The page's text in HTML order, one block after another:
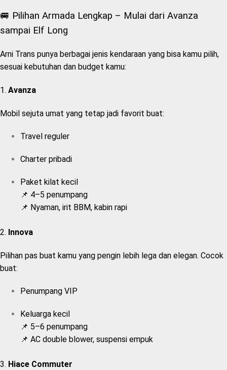
🚐 Pilihan Armada Lengkap – Mulai dari Avanza
sampai Elf Long
Arni Trans punya berbagai jenis kendaraan yang bisa kamu pilih,
sesuai kebutuhan dan budget kamu:
1. Avanza
Mobil sejuta umat yang tetap jadi favorit buat:
Travel reguler
Charter pribadi
Paket kilat kecil
📌 4–5 penumpang
📌 Nyaman, irit BBM, kabin rapi
2. Innova
Pilihan pas buat kamu yang pengin lebih lega dan elegan. Cocok
buat:
Penumpang VIP
Keluarga kecil
📌 5–6 penumpang
📌 AC double blower, suspensi empuk
3. Hiace Commuter